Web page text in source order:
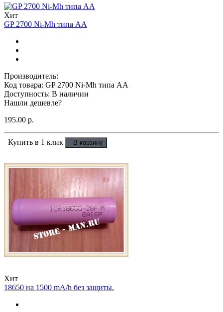
Хит
GP 2700 Ni-Mh типа АА
Производитель:
Код товара: GP 2700 Ni-Mh типа АА
Доступность: В наличии
Нашли дешевле?
195.00 р.
Купить в 1 клик В корзину
Хит
18650 на 1500 mA/h без защиты.